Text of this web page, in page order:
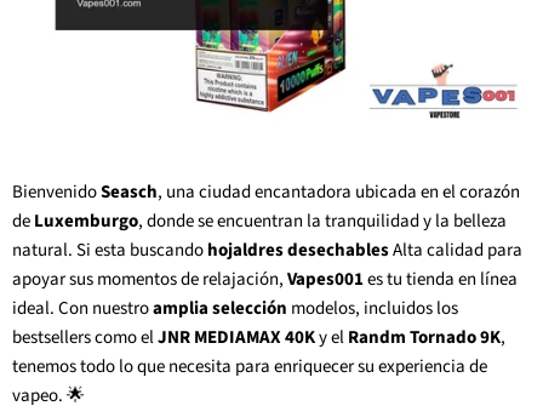
BienvenidoSeasch, una ciudad encantadora ubicada en el corazón
deLuxemburgo, donde se encuentran la tranquilidad y la belleza
natural. Si esta buscandohojaldres desechablesAlta calidad para
apoyar sus momentos de relajación,Vapes001es tu tienda en línea
ideal. Con nuestroamplia selección modelos, incluidos los
bestsellers como elJNR MEDIAMAX 40Ky elRandm Tornado 9K,
tenemos todo lo que necesita para enriquecer su experiencia de
vapeo. 🌟